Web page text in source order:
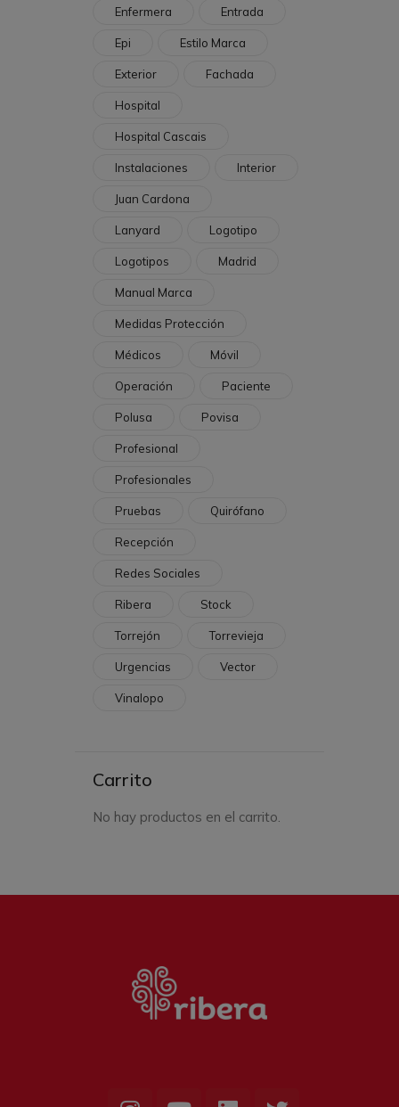
Enfermera Entrada
Epi Estilo Marca
Exterior Fachada
Hospital
Hospital Cascais
Instalaciones Interior
Juan Cardona
Lanyard Logotipo
Logotipos Madrid
Manual Marca
Medidas Protección
Médicos Móvil
Operación Paciente
Polusa Povisa
Profesional
Profesionales
Pruebas Quirófano
Recepción
Redes Sociales
Ribera Stock
Torrejón Torrevieja
Urgencias Vector
Vinalopo
Carrito
No hay productos en el carrito.